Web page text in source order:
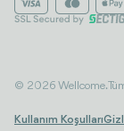
© 2026 Wellcome. Tüm
Kullanım Koşulları